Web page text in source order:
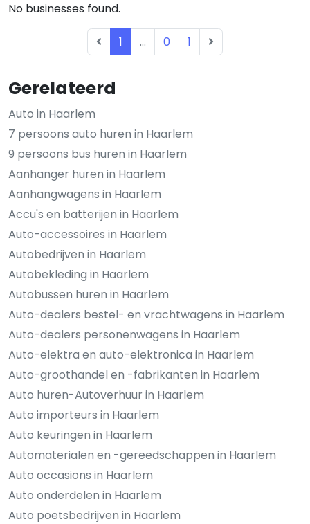
Gerelateerd
Auto in Haarlem
7 persoons auto huren in Haarlem
9 persoons bus huren in Haarlem
Aanhanger huren in Haarlem
Aanhangwagens in Haarlem
Accu's en batterijen in Haarlem
Auto-accessoires in Haarlem
Autobedrijven in Haarlem
Autobekleding in Haarlem
Autobussen huren in Haarlem
Auto-dealers bestel- en vrachtwagens in Haarlem
Auto-dealers personenwagens in Haarlem
Auto-elektra en auto-elektronica in Haarlem
Auto-groothandel en -fabrikanten in Haarlem
Auto huren-Autoverhuur in Haarlem
Auto importeurs in Haarlem
Auto keuringen in Haarlem
Automaterialen en -gereedschappen in Haarlem
Auto occasions in Haarlem
Auto onderdelen in Haarlem
Auto poetsbedrijven in Haarlem
No businesses found.
1 ... 0 1